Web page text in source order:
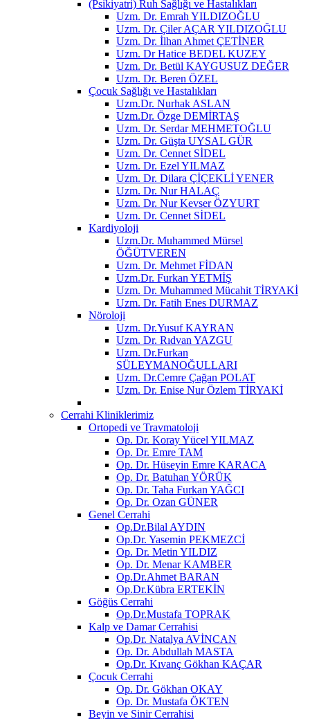
(Psikiyatri) Ruh Sağlığı ve Hastalıkları
Uzm. Dr. Emrah YILDIZOĞLU
Uzm. Dr. Çiler AÇAR YILDIZOĞLU
Uzm. Dr. İlhan Ahmet ÇETİNER
Uzm. Dr Hatice BEDEL KUZEY
Uzm. Dr. Betül KAYGUSUZ DEĞER
Uzm. Dr. Beren ÖZEL
Çocuk Sağlığı ve Hastalıkları
Uzm.Dr. Nurhak ASLAN
Uzm.Dr. Özge DEMİRTAŞ
Uzm. Dr. Serdar MEHMETOĞLU
Uzm. Dr. Güşta UYSAL GÜR
Uzm. Dr. Cennet SİDEL
Uzm. Dr. Ezel YILMAZ
Uzm. Dr. Dilara ÇİÇEKLİ YENER
Uzm. Dr. Nur HALAÇ
Uzm. Dr. Nur Kevser ÖZYURT
Uzm. Dr. Cennet SİDEL
Kardiyoloji
Uzm.Dr. Muhammed Mürsel
ÖĞÜTVEREN
Uzm. Dr. Mehmet FİDAN
Uzm.Dr. Furkan YETMİŞ
Uzm. Dr. Muhammed Mücahit TİRYAKİ
Uzm. Dr. Fatih Enes DURMAZ
Nöroloji
Uzm. Dr.Yusuf KAYRAN
Uzm. Dr. Rıdvan YAZGU
Uzm. Dr.Furkan
SÜLEYMANOĞULLARI
Uzm. Dr.Cemre Çağan POLAT
Uzm. Dr. Enise Nur Özlem TİRYAKİ
Cerrahi Kliniklerimiz
Ortopedi ve Travmatoloji
Op. Dr. Koray Yücel YILMAZ
Op. Dr. Emre TAM
Op. Dr. Hüseyin Emre KARACA
Op. Dr. Batuhan YÖRÜK
Op. Dr. Taha Furkan YAĞCI
Op. Dr. Ozan GÜNER
Genel Cerrahi
Op.Dr.Bilal AYDIN
Op.Dr. Yasemin PEKMEZCİ
Op. Dr. Metin YILDIZ
Op. Dr. Menar KAMBER
Op.Dr.Ahmet BARAN
Op.Dr.Kübra ERTEKİN
Göğüs Cerrahi
Op.Dr.Mustafa TOPRAK
Kalp ve Damar Cerrahisi
Op.Dr. Natalya AVİNCAN
Op. Dr. Abdullah MASTA
Op.Dr. Kıvanç Gökhan KAÇAR
Çocuk Cerrahi
Op. Dr. Gökhan OKAY
Op. Dr. Mustafa ÖKTEN
Beyin ve Sinir Cerrahisi